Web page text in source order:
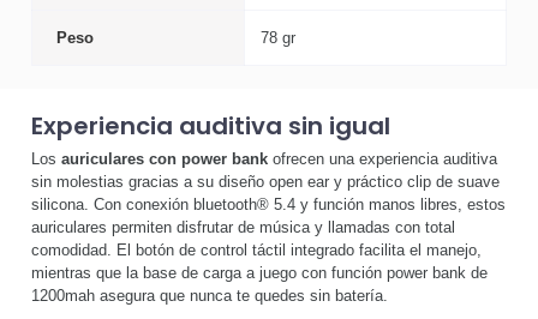
Peso 78 gr
Experiencia auditiva sin igual
Los auriculares con power bank ofrecen una experiencia auditiva
sin molestias gracias a su diseño open ear y práctico clip de suave
silicona. Con conexión bluetooth® 5.4 y función manos libres, estos
auriculares permiten disfrutar de música y llamadas con total
comodidad. El botón de control táctil integrado facilita el manejo,
mientras que la base de carga a juego con función power bank de
1200mah asegura que nunca te quedes sin batería.